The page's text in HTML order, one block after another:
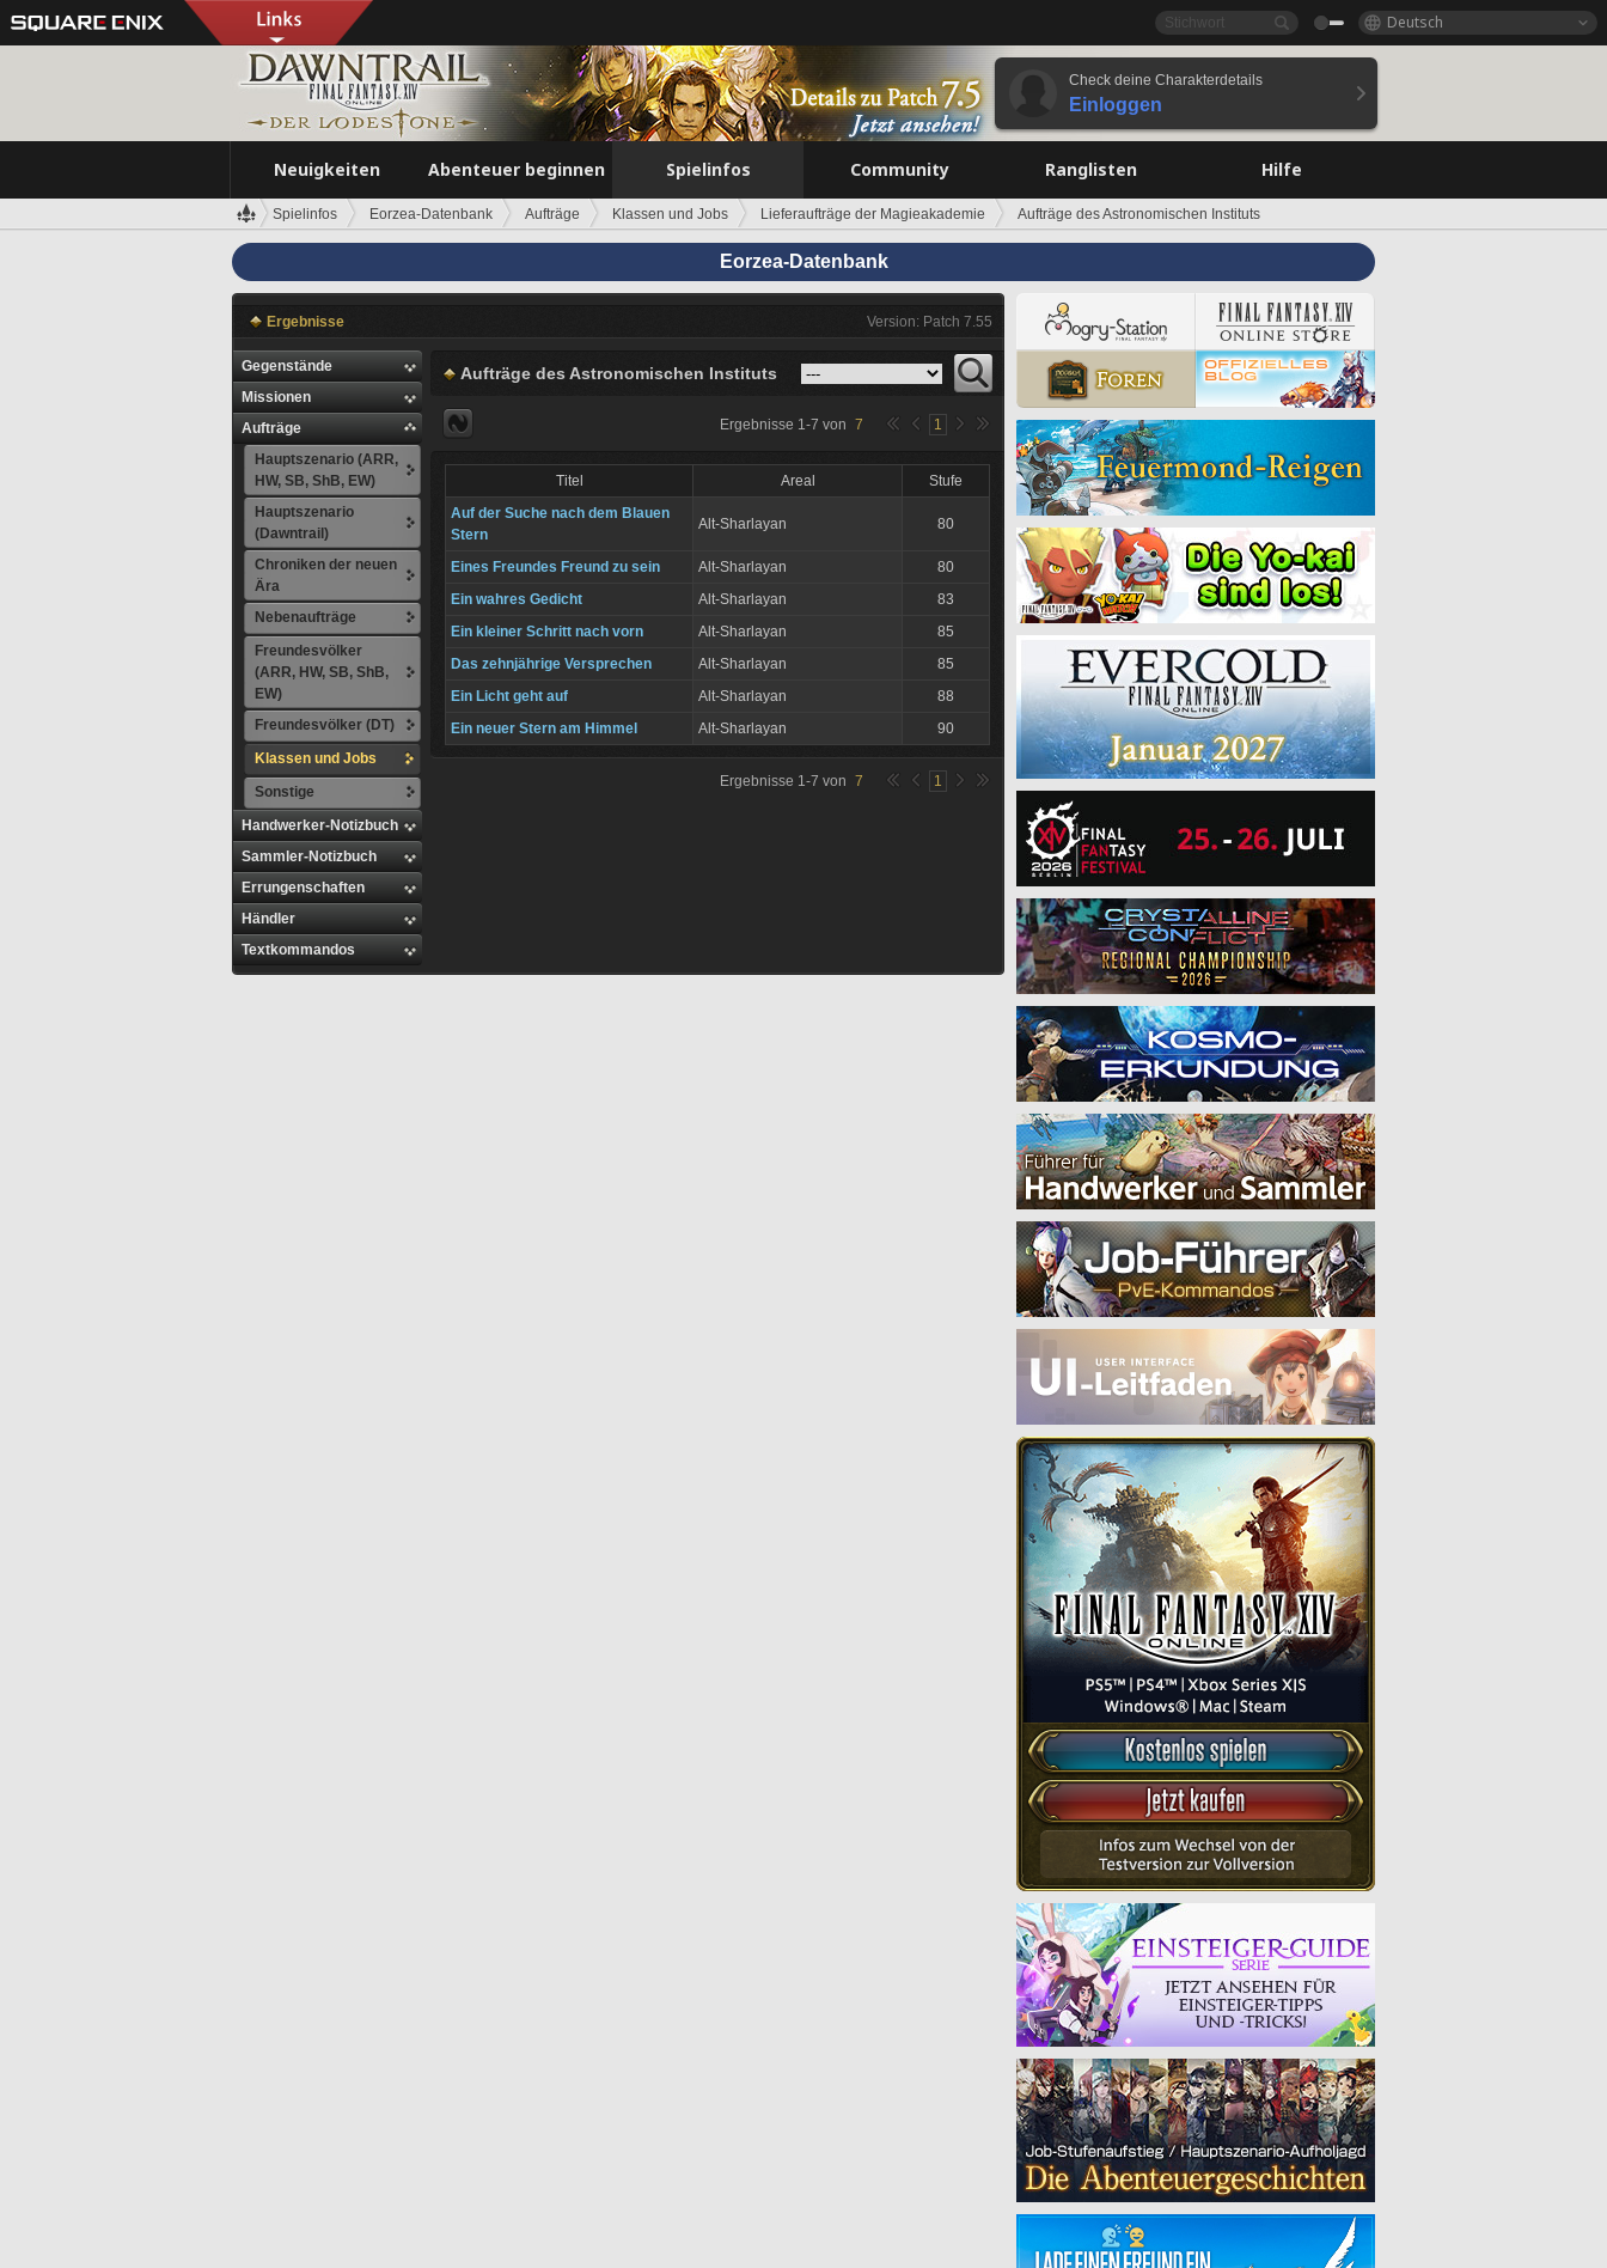
Deutsch
Check deine Charakterdetails
Einloggen
Neuigkeiten Abenteuer beginnen Spielinfos Community Ranglisten Hilfe
Spielinfos Eorzea-Datenbank Aufträge Klassen und Jobs Lieferaufträge der Magieakademie Aufträge des Astronomischen Instituts
Eorzea-Datenbank
Ergebnisse Version: Patch 7.55
Gegenstände
Missionen
Aufträge
Hauptszenario (ARR,
HW, SB, ShB, EW)
Hauptszenario
(Dawntrail)
Chroniken der neuen
Ära
Nebenaufträge
Freundesvölker
(ARR, HW, SB, ShB,
EW)
Freundesvölker (DT)
Klassen und Jobs
Sonstige
Handwerker-Notizbuch
Sammler-Notizbuch
Errungenschaften
Händler
Textkommandos
Aufträge des Astronomischen Instituts
Ergebnisse 1-7 von 7 1
Titel Areal
Stufe
Auf der Suche nach dem Blauen
Stern
Alt-Sharlayan 80
Eines Freundes Freund zu sein Alt-Sharlayan
80
Ein wahres Gedicht
Alt-Sharlayan
83
Ein kleiner Schritt nach vorn
Alt-Sharlayan
85
Das zehnjährige Versprechen
Alt-Sharlayan
85
Ein Licht geht auf
Alt-Sharlayan
88
Ein neuer Stern am Himmel
Alt-Sharlayan 90
Ergebnisse 1-7 von 7 1